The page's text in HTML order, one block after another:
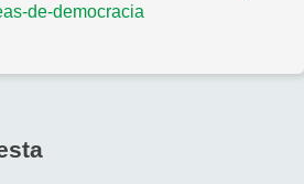
de-democracia